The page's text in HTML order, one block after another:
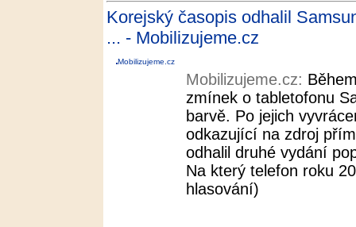
Korejský časopis odhalil
... - Mobilizujeme.cz
Mobilizujeme.cz
Mobilizujeme.cz:
zmínek o tabletofonu
barvě. Po jejich
odkazující na zdroj
odhalil druhé vydání
Na který telefon roku
hlasování)